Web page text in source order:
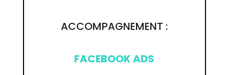
ACCOMPAGNEMENT :
FACEBOOK ADS